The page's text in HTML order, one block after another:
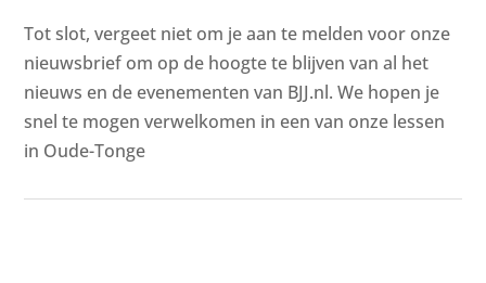
Tot slot, vergeet niet om je aan te melden voor onze
nieuwsbrief om op de hoogte te blijven van al het
nieuws en de evenementen van BJJ.nl. We hopen je
snel te mogen verwelkomen in een van onze lessen
in Oude-Tonge